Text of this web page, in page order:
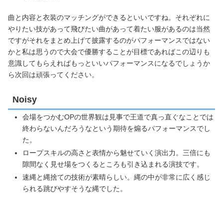
曲と内容と衣装のマッチングができるといいですね。それぞれに
やりたい技があって飛びたい曲があって着たい服があるのは当然
ですがそれをまとめ上げて披露するのがパフォーマンスではない
かと私は思うので大会で優勝することが目標であればこの辺りも
意識してもらえればもっといいパフォーマンスになるでしょうか
ら次回は頑張ってください。
Noisy
会場をつかむOPの世界観は見事で王道で真っ直ぐなことでは
終わらないんだろうなという期待を煽るパフォーマンスでし
た。
ロープスキルの高さと表情から魅せていく演出力。三倍にも
隙間なく見せ場をつくるところも引き込まれる演技です。
速縄と縄捨ての技術が素晴らしい。縄の中が非常に広く感じ
られる跳びやすそうな縄でした。